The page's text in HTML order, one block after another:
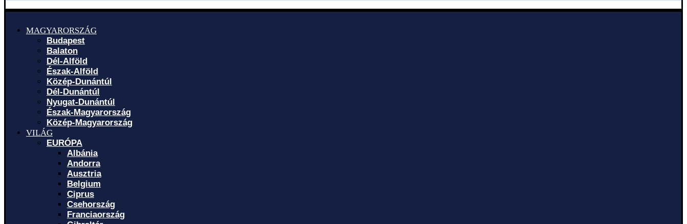
MAGYARORSZÁG
Budapest
Balaton
Dél-Alföld
Észak-Alföld
Közép-Dunántúl
Dél-Dunántúl
Nyugat-Dunántúl
Észak-Magyarország
Közép-Magyarország
VILÁG
EURÓPA
Albánia
Andorra
Ausztria
Belgium
Ciprus
Csehország
Franciaország